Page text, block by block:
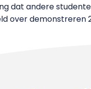
dat andere
over demonstreren